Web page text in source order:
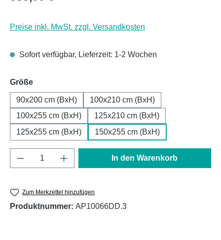
Preise inkl. MwSt. zzgl. Versandkosten
Sofort verfügbar, Lieferzeit: 1-2 Wochen
Größeauswählen
90x200 cm (BxH)
100x210 cm (BxH)
100x255 cm (BxH)
125x210 cm (BxH)
125x255 cm (BxH)
150x255 cm (BxH)
Produkt Anzahl: Gib den gewünschten
In den Warenkorb
Zum Merkzettel hinzufügen
Produktnummer: AP10066DD.3